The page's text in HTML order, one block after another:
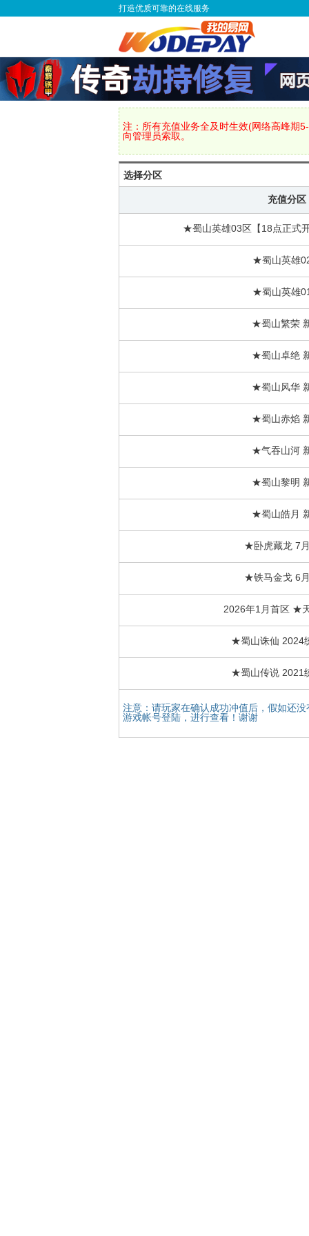
打造优质可靠的在线服务
注：所有充值业务全及时生效(网络高峰期
向管理员索取。
选择分区
充值分区
★蜀山英雄03区【18点正式
★蜀山英雄
★蜀山英雄
★蜀山繁荣
★蜀山卓绝
★蜀山风华
★蜀山赤焰
★气吞山河
★蜀山黎明
★蜀山皓月
★卧虎藏龙 7
★铁马金戈 6
2026年1月首区 ★
★蜀山诛仙 2024
★蜀山传说 2021
注意：请玩家在确认成功冲值后，假如还
游戏帐号登陆，进行查看！谢谢